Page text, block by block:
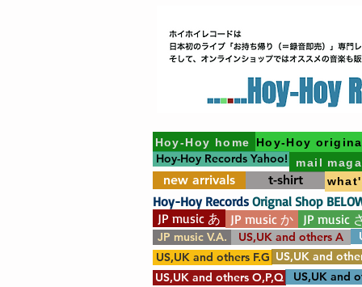
Hoy-Hoy home Hoy-Hoy
Hoy-Hoy Records Yahoo! mail
new arrivals
t-shirt
JP music あ JP music か JP music
JP music V.A.
US,UK and others A
US,UK and others F.G US,UK and
US,UK and others O,P,Q
US,UK and
Hoy-Hoy Records Orignal Shop